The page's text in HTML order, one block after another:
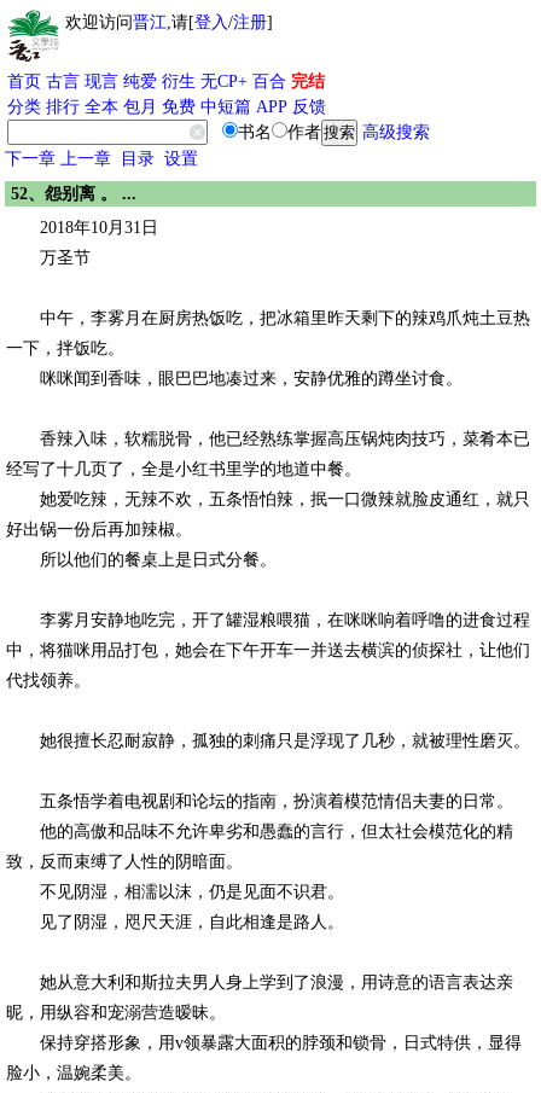
欢迎访问晋江,请[登入/注册]
首页 古言 现言 纯爱 衍生 无CP+ 百合 完结
分类 排行 全本 包月 免费 中短篇 APP 反馈
书名
作者
高级搜索
下一章 上一章 目录 设置
52、怨别离 。 ...
2018年10月31日
万圣节
中午，李雾月在厨房热饭吃，把冰箱里昨天剩下的辣鸡爪炖土豆热
一下，拌饭吃。
咪咪闻到香味，眼巴巴地凑过来，安静优雅的蹲坐讨食。
香辣入味，软糯脱骨，他已经熟练掌握高压锅炖肉技巧，菜肴本已
经写了十几页了，全是小红书里学的地道中餐。
她爱吃辣，无辣不欢，五条悟怕辣，抿一口微辣就脸皮通红，就只
好出锅一份后再加辣椒。
所以他们的餐桌上是日式分餐。
李雾月安静地吃完，开了罐湿粮喂猫，在咪咪响着呼噜的进食过程
中，将猫咪用品打包，她会在下午开车一并送去横滨的侦探社，让他们
代找领养。
她很擅长忍耐寂静，孤独的刺痛只是浮现了几秒，就被理性磨灭。
五条悟学着电视剧和论坛的指南，扮演着模范情侣夫妻的日常。
他的高傲和品味不允许卑劣和愚蠢的言行，但太社会模范化的精
致，反而束缚了人性的阴暗面。
不见阴湿，相濡以沫，仍是见面不识君。
见了阴湿，咫尺天涯，自此相逢是路人。
她从意大利和斯拉夫男人身上学到了浪漫，用诗意的语言表达亲
昵，用纵容和宠溺营造暧昧。
保持穿搭形象，用v领暴露大面积的脖颈和锁骨，日式特供，显得
脸小，温婉柔美。